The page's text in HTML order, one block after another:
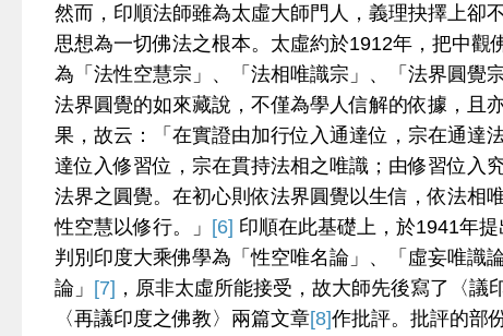
然而，印順法師雖為太虛大師門人，義理抉擇上卻
思想為一切佛法之根本。太虛約於1912年，把中觀
為「法性空慧宗」、「法相唯識宗」、「法界圓覺
法界圓覺的如來藏說，不僅為學人信解的依據，且
果，故云：「在實證由加行位入通達位，宗在通達
達位入修習位，宗在貫持法相之唯識；由修習位入
法界之圓覺。在初心則依法界圓覺以生信，依法相
性空慧以修行。」 [6] 印順在此基礎上，於1941年提
判別印度大乘佛學為「性空唯名論」、「虛妄唯識
論」 [7] ，原非太虛所能接受，故大師先後寫了〈議
〈再議印度之佛教〉兩篇文章[8]作批評。批評的部